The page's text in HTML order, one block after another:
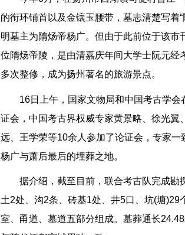
的衔环铺首以及金镶玉腰带，墓志清楚写着
明墓主为隋炀帝杨广。但由于此前位于该
位隋炀帝陵，是由清嘉庆年间大学士阮元
多次整修，成为扬州著名的旅游景点。
16日上午，国家文物局和中国考古学
证会，中国考古界权威专家黄景略、徐光
远、王学荣等10余人参加了论证会，专家
杨广与萧后最后的埋葬之地。
据介绍，截至目前，联合考古队完成
土2处、沟2条、砖基1处、井5口、坑(塘
室、甬道、墓道五部分组成。墓葬通长